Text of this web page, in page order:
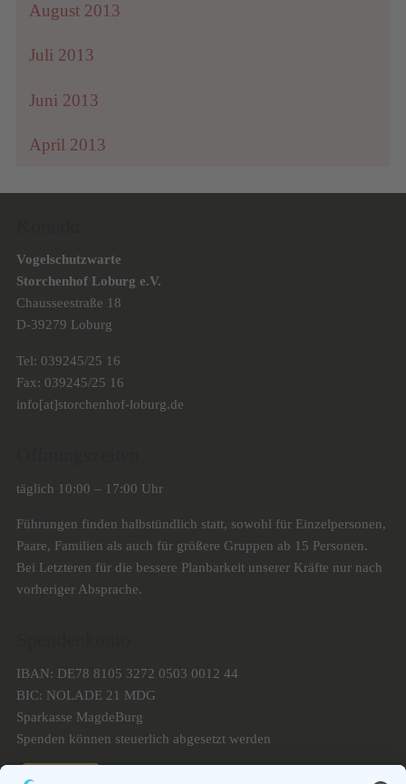
August 2013
Juli 2013
Juni 2013
April 2013
Vogelschutzwarte
Storchenhof Loburg e.V.
Chausseestraße 18
D-39279 Loburg
Tel: 039245/25 16
Fax: 039245/25 16
info[at]storchenhof-loburg.de
täglich 10:00 – 17:00 Uhr
Führungen finden halbstündlich statt, sowohl für Einzelpersonen,
Paare, Familien als auch für größere Gruppen ab 15 Personen.
Bei Letzteren für die bessere Planbarkeit unserer Kräfte nur nach
vorheriger Absprache.
IBAN: DE78 8105 3272 0503 0012 44
BIC: NOLADE 21 MDG
Sparkasse MagdeBurg
Spenden können steuerlich abgesetzt werden